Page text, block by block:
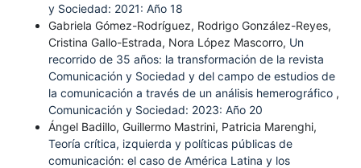
y Sociedad: 2021: Año 18
Gabriela Gómez-Rodríguez, Rodrigo González-Reyes,
Cristina Gallo-Estrada, Nora López Mascorro, Un
recorrido de 35 años: la transformación de la revista
Comunicación y Sociedad y del campo de estudios de
la comunicación a través de un análisis hemerográfico ,
Comunicación y Sociedad: 2023: Año 20
Ángel Badillo, Guillermo Mastrini, Patricia Marenghi,
Teoría crítica, izquierda y políticas públicas de
comunicación: el caso de América Latina y los